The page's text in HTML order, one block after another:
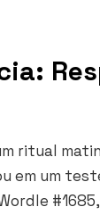
ritual
um